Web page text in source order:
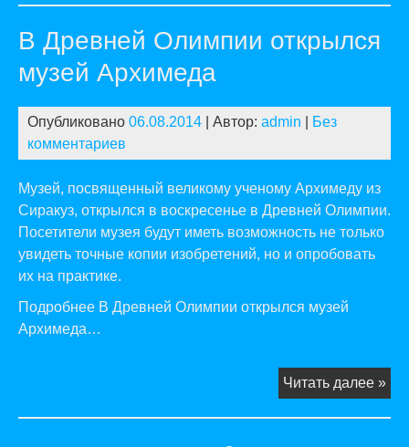
В Древней Олимпии открылся
музей Архимеда
Опубликовано 06.08.2014 | Автор: admin
Без
комментариев
Музей, посвященный великому ученому Архимеду из
Сиракуз, открылся в воскресенье в Древней Олимпии.
Посетители музея будут иметь возможность не только
увидеть точные копии изобретений, но и опробовать
их на практике.
Подробнее В Древней Олимпии открылся музей
Архимеда…
Читать далее »В